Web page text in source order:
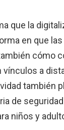
que la
en que
cómo
vínculos a
también
de
niños y